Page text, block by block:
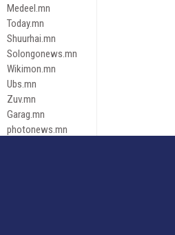
Medeel.mn
Today.mn
Shuurhai.mn
Solongonews.mn
Wikimon.mn
Ubs.mn
Zuv.mn
Garag.mn
photonews.mn